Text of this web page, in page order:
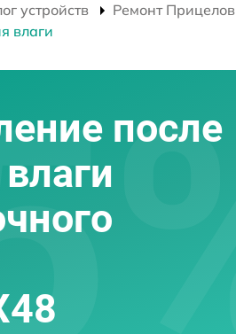
устройств Ремонт
влаги
после